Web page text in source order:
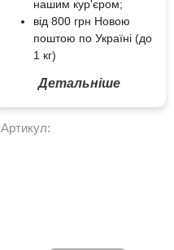
нашим кур'єром;
від 800 грн Новою
поштою по Україні (до
1 кг)
Детальніше
Артикул: